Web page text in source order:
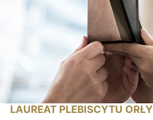
LAUREAT PLEBISCYTU ORŁY